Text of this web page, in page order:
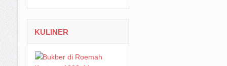
KULINER